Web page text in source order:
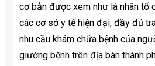
cơ bản được xem như là nhân tố
các cơ sở y tế hiện đại, đầy đủ
nhu cầu khám chữa bệnh của
giường bệnh trên địa bàn thành